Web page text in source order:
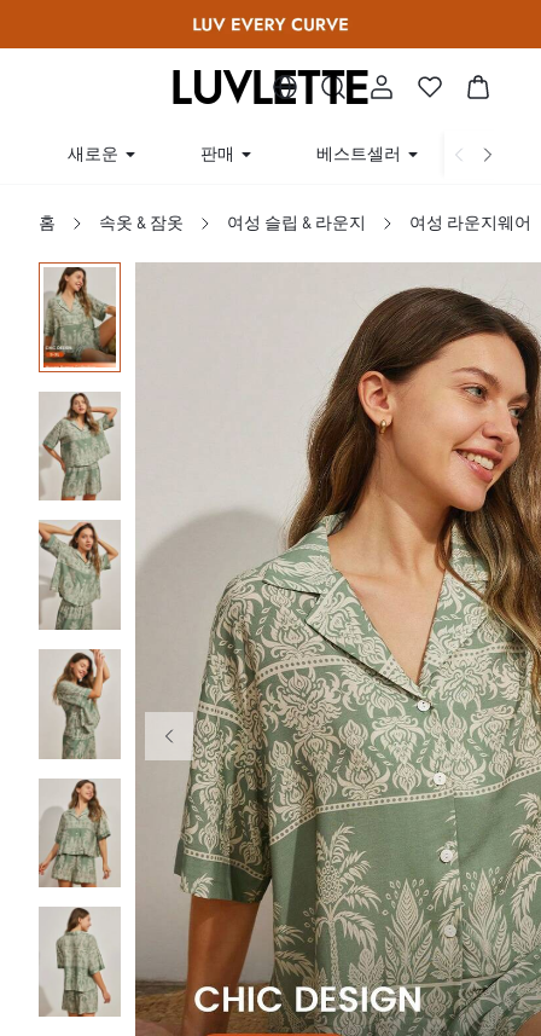
새로운 판매 베스트셀러 곡선
홈 속옷 & 잠옷 여성 슬립 & 라운지 여성 라운지웨어